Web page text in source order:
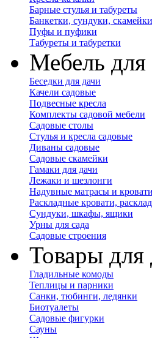
Барные стулья и табуреты
Банкетки, сундуки, скамейки
Пуфы и пуфики
Табуреты и табуретки
Мебель для
Беседки для дачи
Качели садовые
Подвесные кресла
Комплекты садовой мебели
Садовые столы
Стулья и кресла садовые
Диваны садовые
Садовые скамейки
Гамаки для дачи
Лежаки и шезлонги
Надувные матрасы и кровати
Раскладные кровати,
Сундуки, шкафы, ящики
Урны для сада
Садовые строения
Товары для
Гладильные комоды
Теплицы и парники
Санки, тюбинги, ледянки
Биотуалеты
Садовые фигурки
Сауны